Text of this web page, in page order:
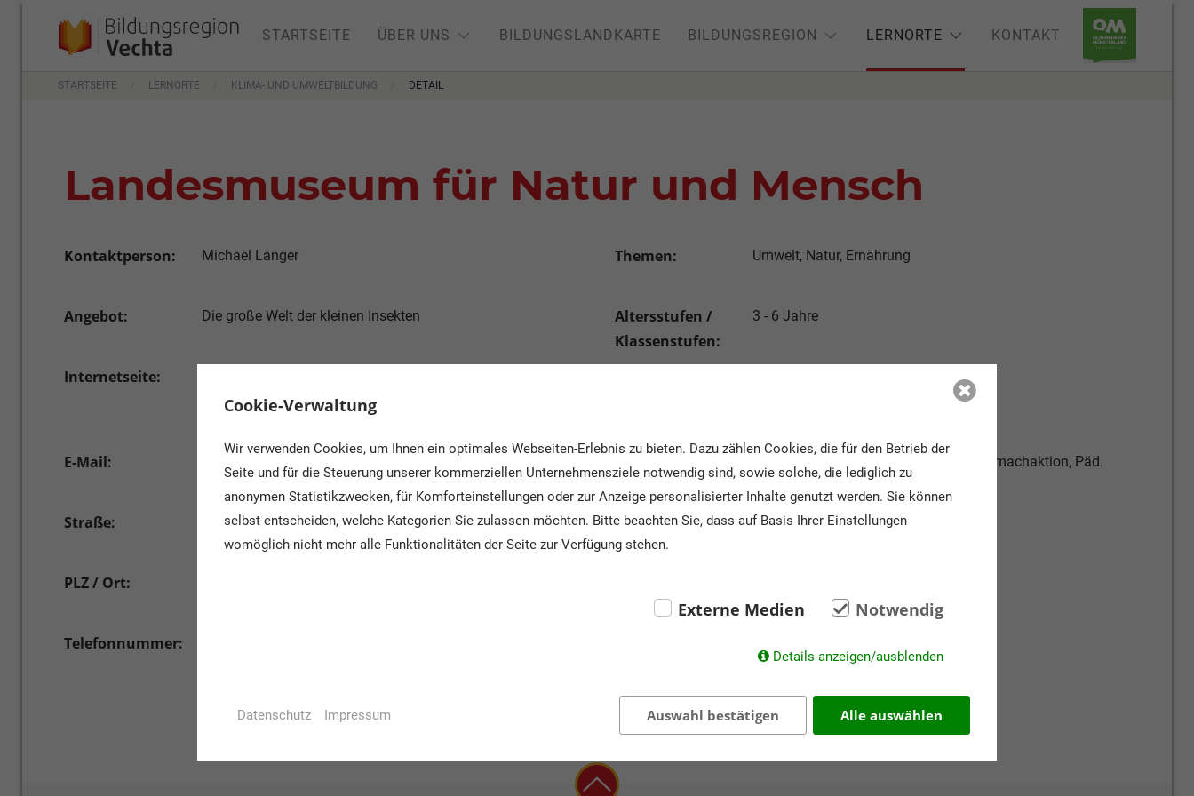
STARTSEITE ÜBER UNS BILDUNGSLANDKARTE BILDUNGSREGION LERNORTE KONTAKT
STARTSEITE LERNORTE KLIMA- UND UMWELTBILDUNG DETAIL
Landesmuseum für Natur und Mensch
Kontaktperson: Michael Langer
Angebot: Die große Welt der kleinen Insekten
Internetseite:
gruppen/
E-Mail:
Straße: Damm 38-44
PLZ / Ort:
Telefonnummer:
Themen: Umwelt, Natur, Ernährung
Altersstufen /
Klassenstufen:
3 - 6 Jahre
Angebote:
Ausflugsziel, Ausstellung, Führung, Mitmachaktion, Päd.
Programm
Cookie-Verwaltung
Wir verwenden Cookies, um Ihnen ein optimales Webseiten-Erlebnis zu bieten. Dazu zählen Cookies, die für den Betrieb der
Seite und für die Steuerung unserer kommerziellen Unternehmensziele notwendig sind, sowie solche, die lediglich zu
anonymen Statistikzwecken, für Komforteinstellungen oder zur Anzeige personalisierter Inhalte genutzt werden. Sie können
selbst entscheiden, welche Kategorien Sie zulassen möchten. Bitte beachten Sie, dass auf Basis Ihrer Einstellungen
womöglich nicht mehr alle Funktionalitäten der Seite zur Verfügung stehen.
Externe Medien Notwendig
Details anzeigen/ausblenden
Auswahl bestätigen Alle auswählen
Datenschutz Impressum